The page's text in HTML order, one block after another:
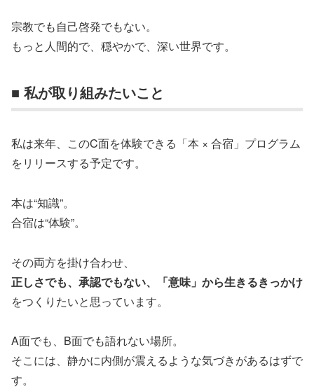
宗教でも自己啓発でもない。
もっと人間的で、穏やかで、深い世界です。
■ 私が取り組みたいこと
私は来年、このC面を体験できる「本 × 合宿」プログラム
をリリースする予定です。
本は“知識”。
合宿は“体験”。
その両方を掛け合わせ、
正しさでも、承認でもない、「意味」から生きるきっかけ
をつくりたいと思っています。
A面でも、B面でも語れない場所。
そこには、静かに内側が震えるような気づきがあるはずで
す。